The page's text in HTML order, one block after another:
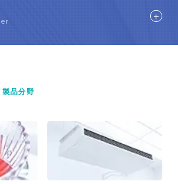
多糖類を化粧品、医薬品、工業製品な
ています。
製品分野